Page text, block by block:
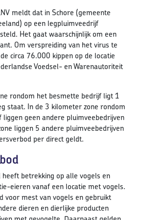
meldt dat in Schore (gemeente
op een legpluimveedrijf
Het gaat waarschijnlijk om een
Om verspreiding van het virus te
circa 76.000 kippen op de locatie
Voedsel- en Warenautoriteit
rondom het besmette bedrijf ligt 1
staat. In de 3 kilometer zone rondom
geen andere pluimveebedrijven
liggen 5 andere pluimveebedrijven
per direct geldt.
heeft betrekking op alle vogels en
eieren vanaf een locatie met vogels.
voor mest van vogels en gebruikt
dieren en dierlijke producten